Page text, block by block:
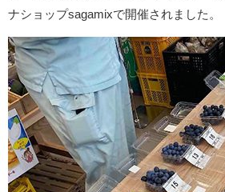
ナショップsagamixで開催されました。